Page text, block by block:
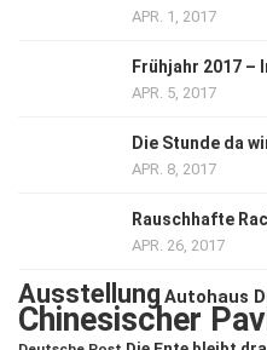
APR. 1, 2017
Frühjahr 2017
APR. 5, 2017
Die Stunde da
APR. 8, 2017
Rauschhafte
APR. 26, 2017
Ausstellung Autohaus
Chinesischer